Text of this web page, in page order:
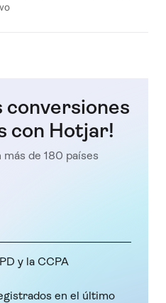
conversiones
con Hotjar!
de 180 países
y la CCPA
en el último